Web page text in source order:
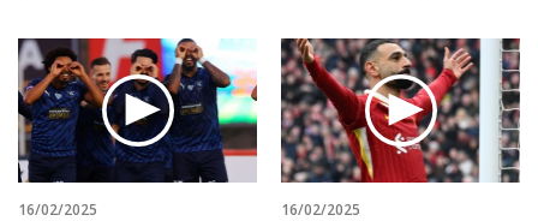
16/02/2025 16/02/2025